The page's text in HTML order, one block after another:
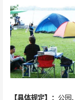
【具体规定】： 公园